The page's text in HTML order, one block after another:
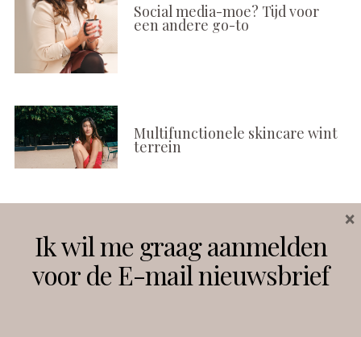
Social media-moe? Tijd voor
een andere go-to
Multifunctionele skincare wint
terrein
Instagram Facebook
Ik wil me graag aanmelden
voor de E-mail nieuwsbrief
×